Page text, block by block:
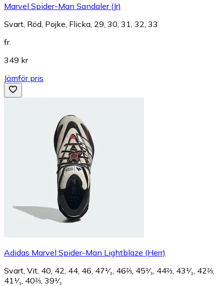
Marvel Spider-Man Sandaler (Jr)
Svart, Röd, Pojke, Flicka, 29, 30, 31, 32, 33
fr.
349 kr
Jämför pris
Adidas Marvel Spider-Man Lightblaze (Herr)
Svart, Vit, 40, 42, 44, 46, 47¹⁄₃, 46⅔, 45¹⁄₃, 44⅔, 43¹⁄₃, 42⅔,
41¹⁄₃, 40⅔, 39¹⁄₃